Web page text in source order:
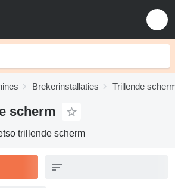
Brekerinstallaties Trillende
scherm
trillende scherm